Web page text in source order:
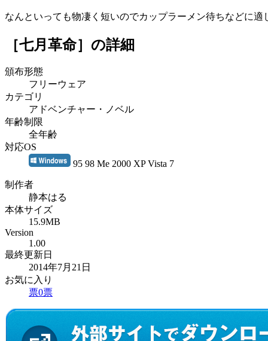
なんといっても物凄く短いのでカップラーメン待ちなどに適
［七月革命］ の詳細
頒布形態
フリーウェア
カテゴリ
アドベンチャー・ノベル
年齢制限
全年齢
対応OS
95 98 Me 2000 XP Vista 7
制作者
静本はる
本体サイズ
15.9MB
Version
1.00
最終更新日
2014年7月21日
お気に入り
票0票